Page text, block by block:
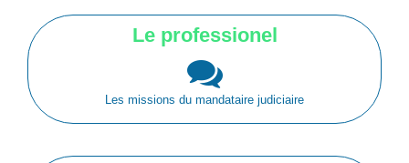
Le professionel
Les missions du mandataire judiciaire